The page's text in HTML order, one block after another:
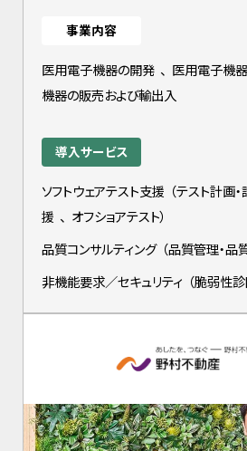
事業内容
医用電子機器の開発 、 医用電子機
機器の販売および輸出入
導入サービス
ソフトウェアテスト支援 （テスト計画
援 、 オフショアテスト）
品質コンサルティング （品質管理・品
非機能要求／セキュリティ （脆弱性